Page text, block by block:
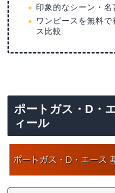
印象的なシーン・名
ワンピースを無料
ス比較
ポートガス・D・
ィール